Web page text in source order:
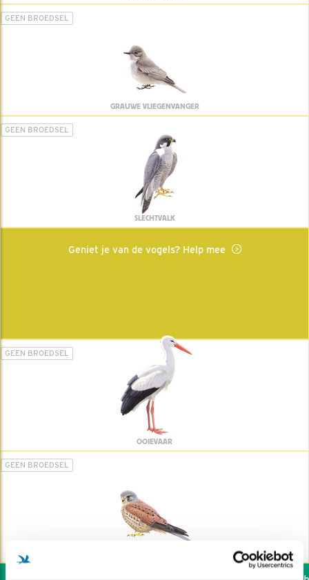
GEEN BROEDSEL
GRAUWE VLIEGENVANGER
GEEN BROEDSEL
SLECHTVALK
Geniet je van de vogels? Help mee
GEEN BROEDSEL
OOIEVAAR
GEEN BROEDSEL